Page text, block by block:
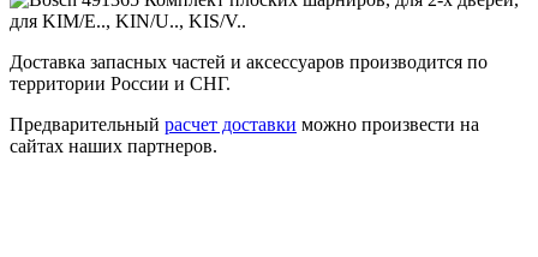
Доставка запасных частей и аксессуаров производится по
территории России и СНГ.
Предварительный расчет доставки можно произвести на
сайтах наших партнеров.